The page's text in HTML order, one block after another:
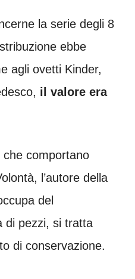
la serie degli 8
ebbe
agli ovetti Kinder,
il valore era
comportano
l’autore della
del
di pezzi, si tratta
di conservazione.